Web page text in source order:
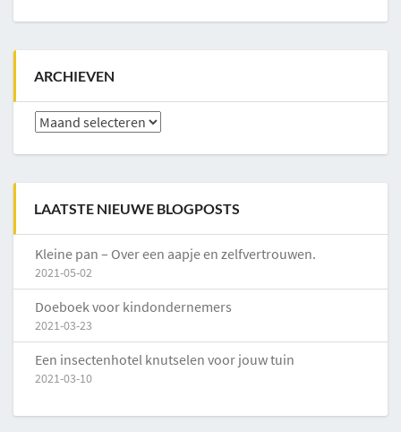
ARCHIEVEN
Archieven
LAATSTE NIEUWE BLOGPOSTS
Kleine pan – Over een aapje en zelfvertrouwen.
2021-05-02
Doeboek voor kindondernemers
2021-03-23
Een insectenhotel knutselen voor jouw tuin
2021-03-10